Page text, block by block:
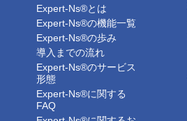
Expert-Ns®とは
Expert-Ns®の機能一覧
Expert-Ns®の歩み
導入までの流れ
Expert-Ns®のサービス
形態
Expert-Ns®に関する
FAQ